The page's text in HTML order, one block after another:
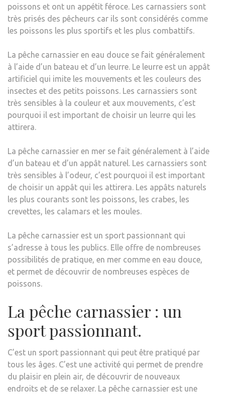
poissons et ont un appétit féroce. Les carnassiers sont
très prisés des pêcheurs car ils sont considérés comme
les poissons les plus sportifs et les plus combattifs.
La pêche carnassier en eau douce se fait généralement
à l’aide d’un bateau et d’un leurre. Le leurre est un appât
artificiel qui imite les mouvements et les couleurs des
insectes et des petits poissons. Les carnassiers sont
très sensibles à la couleur et aux mouvements, c’est
pourquoi il est important de choisir un leurre qui les
attirera.
La pêche carnassier en mer se fait généralement à l’aide
d’un bateau et d’un appât naturel. Les carnassiers sont
très sensibles à l’odeur, c’est pourquoi il est important
de choisir un appât qui les attirera. Les appâts naturels
les plus courants sont les poissons, les crabes, les
crevettes, les calamars et les moules.
La pêche carnassier est un sport passionnant qui
s’adresse à tous les publics. Elle offre de nombreuses
possibilités de pratique, en mer comme en eau douce,
et permet de découvrir de nombreuses espèces de
poissons.
La pêche carnassier : un
sport passionnant.
C’est un sport passionnant qui peut être pratiqué par
tous les âges. C’est une activité qui permet de prendre
du plaisir en plein air, de découvrir de nouveaux
endroits et de se relaxer. La pêche carnassier est une